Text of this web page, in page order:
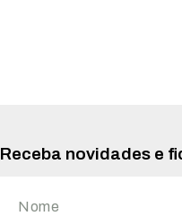
Receba novidades e